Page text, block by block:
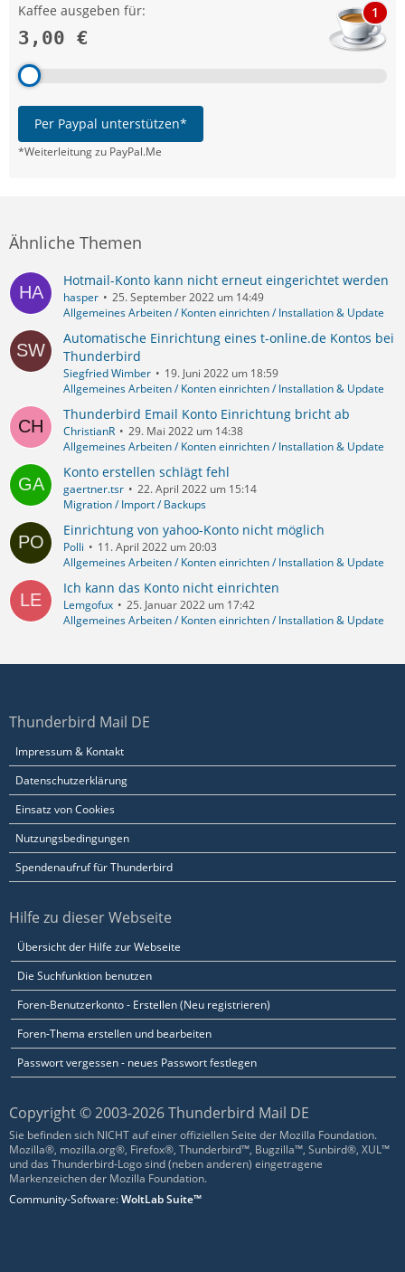
Kaffee ausgeben für:
3,00 €
1
Per Paypal unterstützen*
*Weiterleitung zu PayPal.Me
Ähnliche Themen
Hotmail-Konto kann nicht erneut eingerichtet werden
hasper
25. September 2022 um 14:49
Allgemeines Arbeiten / Konten einrichten / Installation & Update
Automatische Einrichtung eines t-online.de Kontos bei
Thunderbird
Siegfried Wimber
19. Juni 2022 um 18:59
Allgemeines Arbeiten / Konten einrichten / Installation & Update
Thunderbird Email Konto Einrichtung bricht ab
ChristianR
29. Mai 2022 um 14:38
Allgemeines Arbeiten / Konten einrichten / Installation & Update
Konto erstellen schlägt fehl
gaertner.tsr
22. April 2022 um 15:14
Migration / Import / Backups
Einrichtung von yahoo-Konto nicht möglich
Polli
11. April 2022 um 20:03
Allgemeines Arbeiten / Konten einrichten / Installation & Update
Ich kann das Konto nicht einrichten
Lemgofux
25. Januar 2022 um 17:42
Allgemeines Arbeiten / Konten einrichten / Installation & Update
Thunderbird Mail DE
Impressum & Kontakt
Datenschutzerklärung
Einsatz von Cookies
Nutzungsbedingungen
Spendenaufruf für Thunderbird
Hilfe zu dieser Webseite
Übersicht der Hilfe zur Webseite
Die Suchfunktion benutzen
Foren-Benutzerkonto - Erstellen (Neu registrieren)
Foren-Thema erstellen und bearbeiten
Passwort vergessen - neues Passwort festlegen
Copyright © 2003-2026 Thunderbird Mail DE
Sie befinden sich NICHT auf einer offiziellen Seite der Mozilla Foundation.
Mozilla®, mozilla.org®, Firefox®, Thunderbird™, Bugzilla™, Sunbird®, XUL™
und das Thunderbird-Logo sind (neben anderen) eingetragene
Markenzeichen der Mozilla Foundation.
Community-Software:WoltLab Suite™